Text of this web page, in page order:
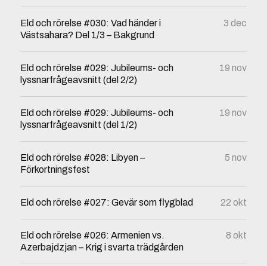
Eld och rörelse #030: Vad händer i
Västsahara? Del 1/3 – Bakgrund
3 dec
Eld och rörelse #029: Jubileums- och
lyssnarfrågeavsnitt (del 2/2)
19 nov
Eld och rörelse #029: Jubileums- och
lyssnarfrågeavsnitt (del 1/2)
19 nov
Eld och rörelse #028: Libyen –
Förkortningsfest
5 nov
Eld och rörelse #027: Gevär som flygblad 22 okt
Eld och rörelse #026: Armenien vs.
Azerbajdzjan – Krig i svarta trädgården
8 okt